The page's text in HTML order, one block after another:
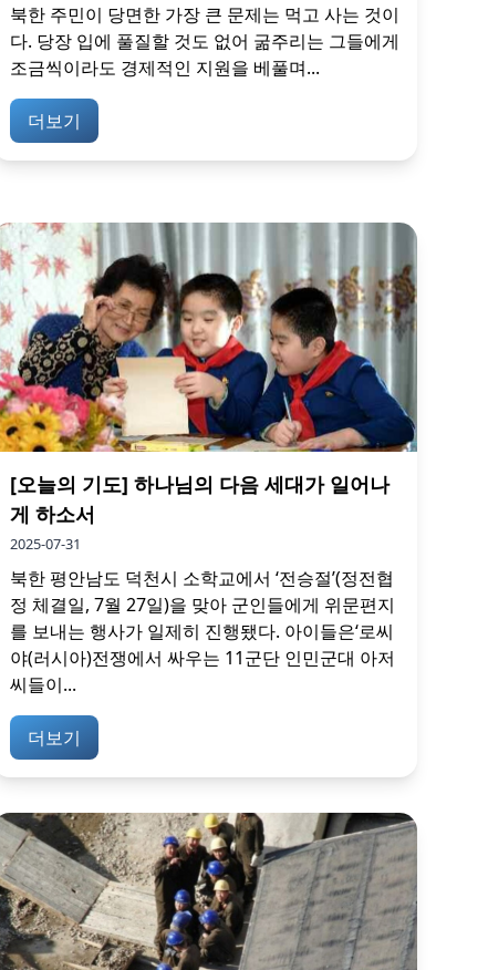
북한 주민이 당면한 가장 큰 문제는 먹고 사는 것이
다. 당장 입에 풀질할 것도 없어 굶주리는 그들에게
조금씩이라도 경제적인 지원을 베풀며...
더보기
[오늘의 기도] 하나님의 다음 세대가 일어나
게 하소서
2025-07-31
북한 평안남도 덕천시 소학교에서 ‘전승절’(정전협
정 체결일, 7월 27일)을 맞아 군인들에게 위문편지
를 보내는 행사가 일제히 진행됐다. 아이들은‘로씨
야(러시아)전쟁에서 싸우는 11군단 인민군대 아저
씨들이...
더보기